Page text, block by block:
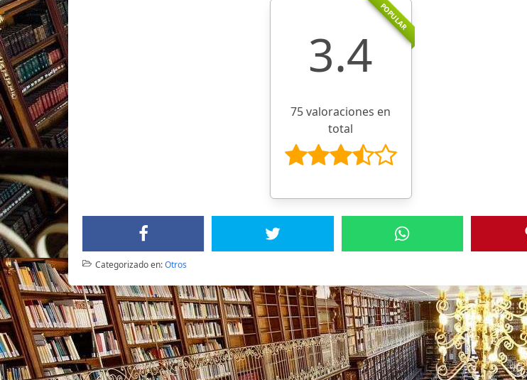
POPULAR
3.4
75 valoraciones en
total
Categorizado en:Otros